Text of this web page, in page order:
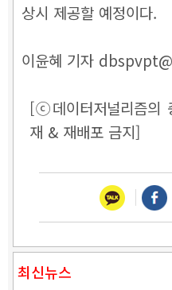
상시 제공할 예정이다.
이윤혜 기자
[ⓒ데이터저널리즘의
재 & 재배포 금지]
최신뉴스